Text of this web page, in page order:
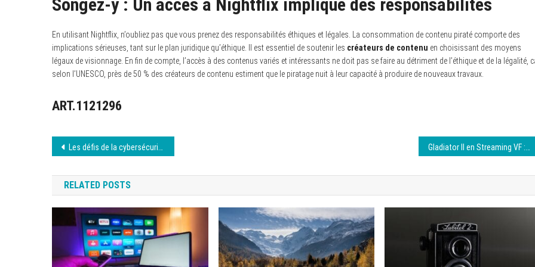
Songez-y : Un accès à Nightflix implique des responsabilités
En utilisant Nightflix, n’oubliez pas que vous prenez des responsabilités éthiques et légales. La consommation de contenu piraté comporte des
implications sérieuses, tant sur le plan juridique qu’éthique. Il est essentiel de soutenir les créateurs de contenu en choisissant des moyens
légaux de visionnage. En fin de compte, l’accès à des contenus variés et intéressants ne doit pas se faire au détriment de l’éthique et de la légalité,
selon l’UNESCO, près de 50 % des créateurs de contenu estiment que le piratage nuit à leur capacité à produire de nouveaux travaux.
ART.1121296
Navigation
de
l’article
Les défis de la cybersécurité aujourd’hui Gladiator II en Streaming VF : Profitez du film
RELATED POSTS